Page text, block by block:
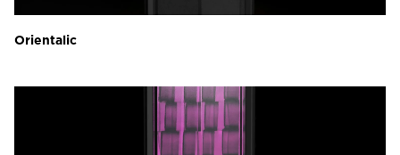
Orientalic